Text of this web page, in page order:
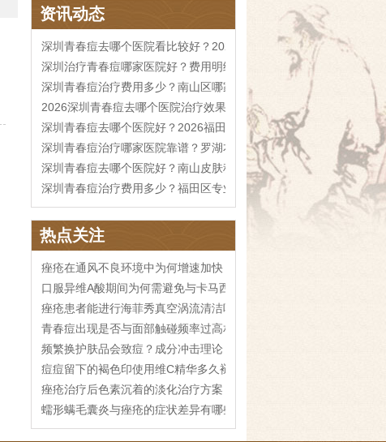
资讯动态
深圳青春痘去哪个医院看比较好？2026皮肤科治疗费用参考
深圳治疗青春痘哪家医院好？费用明细参考
深圳青春痘治疗费用多少？南山区哪家医院口碑好
2026深圳青春痘去哪个医院治疗效果更好
深圳青春痘去哪个医院好？2026福田区治疗费用参考
深圳青春痘治疗哪家医院靠谱？罗湖本地攻略
深圳青春痘去哪个医院好？南山皮肤科指南
深圳青春痘治疗费用多少？福田区专业医院推荐
热点关注
痤疮在通风不良环境中为何增速加快？
口服异维A酸期间为何需避免与卡马西平同服？
痤疮患者能进行海菲秀真空涡流清洁吗？脓疱期禁忌
青春痘出现是否与面部触碰频率过高相关
频繁换护肤品会致痘？成分冲击理论
痘痘留下的褐色印使用维C精华多久褪色？
痤疮治疗后色素沉着的淡化治疗方案？
蠕形螨毛囊炎与痤疮的症状差异有哪些？